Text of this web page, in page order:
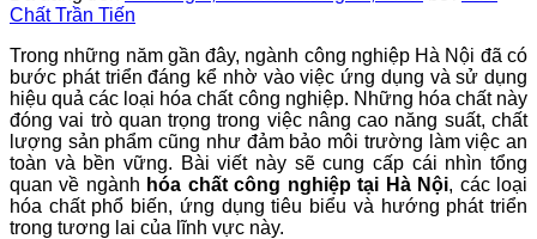
Chất Trần Tiến
Trong những năm gần đây, ngành công nghiệp Hà Nội đã có
bước phát triển đáng kể nhờ vào việc ứng dụng và sử dụng
hiệu quả các loại hóa chất công nghiệp. Những hóa chất này
đóng vai trò quan trọng trong việc nâng cao năng suất, chất
lượng sản phẩm cũng như đảm bảo môi trường làm việc an
toàn và bền vững. Bài viết này sẽ cung cấp cái nhìn tổng
quan về ngành hóa chất công nghiệp tại Hà Nội, các loại
hóa chất phổ biến, ứng dụng tiêu biểu và hướng phát triển
trong tương lai của lĩnh vực này.